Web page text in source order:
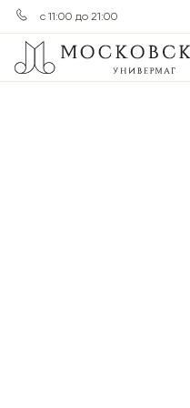
с 11:00 до 21:00